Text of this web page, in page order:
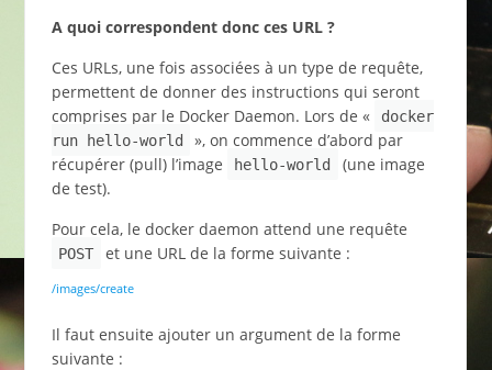
A quoi correspondent donc ces URL ?
Ces URLs, une fois associées à un type de requête,
permettent de donner des instructions qui seront
comprises par le Docker Daemon. Lors de «
docker
run hello-world
», on commence d’abord par
récupérer (pull) l’image
hello-world
(une image
de test).
Pour cela, le docker daemon attend une requête
POST et une URL de la forme suivante :
/images/create
Il faut ensuite ajouter un argument de la forme
suivante :